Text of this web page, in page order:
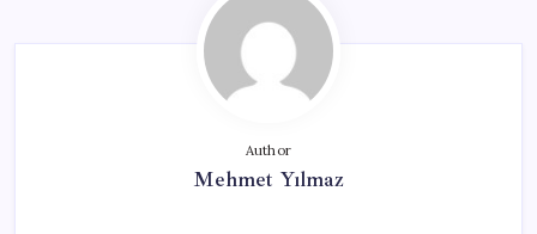
Author
Mehmet Yılmaz